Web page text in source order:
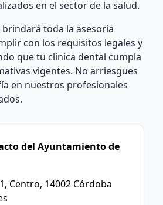
en el sector de la salud.
toda la asesoría
con los requisitos legales y
que tu clínica dental cumpla
vigentes. No arriesgues
en nuestros profesionales
del Ayuntamiento de
Centro, 14002 Córdoba